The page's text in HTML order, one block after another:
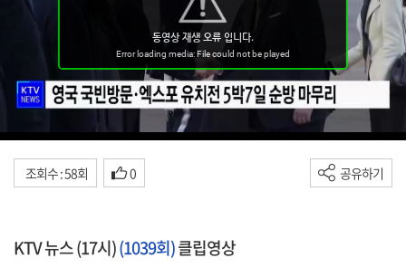
조회수 : 58회 0 공유하기
KTV 뉴스 (17시)(1039회)클립영상